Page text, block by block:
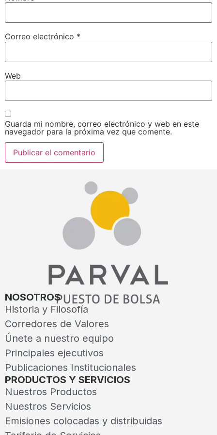
Correo electrónico *
Web
Guarda mi nombre, correo electrónico y web en este
navegador para la próxima vez que comente.
NOSOTROS
Historia y Filosofía
Corredores de Valores
Únete a nuestro equipo
Principales ejecutivos
Publicaciones Institucionales
PRODUCTOS Y SERVICIOS
Nuestros Productos
Nuestros Servicios
Emisiones colocadas y distribuidas